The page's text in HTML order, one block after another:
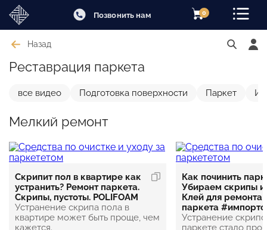
Позвонить нам 0
Назад
Реставрация паркета
все видео Подготовка поверхности Паркет
Мелкий ремонт
Скрипит пол в квартире как
устранить? Ремонт паркета.
Скрипы, пустоты. POLIFOAM
Устранение скрипа пола в
квартире может быть проще, чем
кажется.
Как починить
Убираем скрипы и
Клей для ремонта
паркета
Устранение
паркете стало